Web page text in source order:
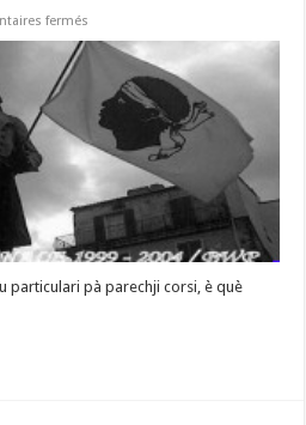
fermés
Nazioni
oghji
particulari pà parechji corsi, è què